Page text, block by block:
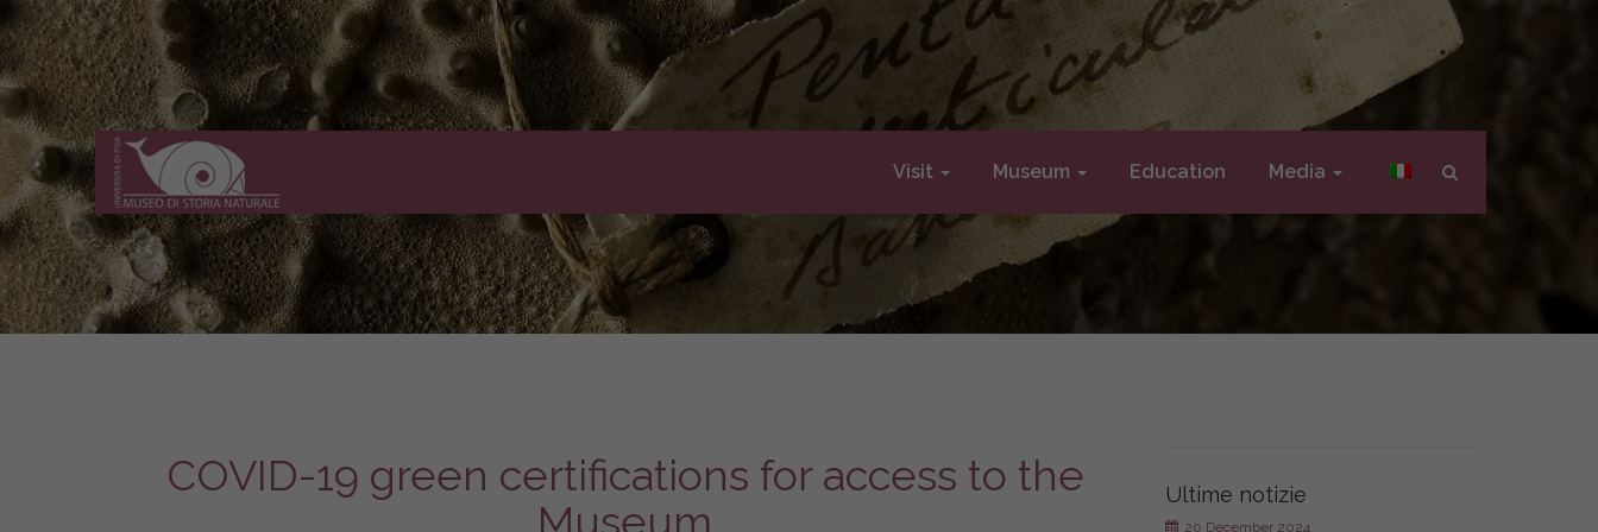
Museo
di
Storia
Naturale
dell'Università
di
Visit Museum Education Media
COVID-19 green certifications for access to the
Museum
Ultime notizie
20 December 2024